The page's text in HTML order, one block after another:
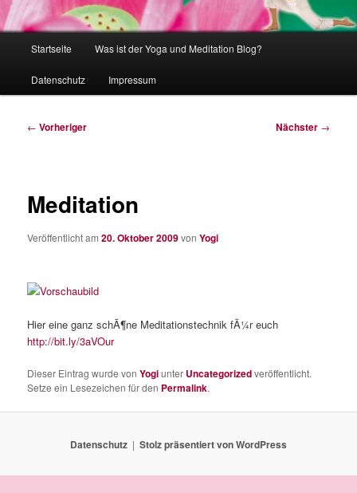
Startseite Was ist der Yoga und Meditation Blog?
Datenschutz Impressum
Beitragsnavigation
← Vorheriger Nächster →
Meditation
Veröffentlicht am20. Oktober 2009vonYogi
Hier eine ganz schÃ¶ne Meditationstechnik fÃ¼r euch
http://bit.ly/3aVOur
Dieser Eintrag wurde vonYogiunter Uncategorizedveröffentlicht.
Setze ein Lesezeichen für den Permalink.
Datenschutz Stolz präsentiert von WordPress